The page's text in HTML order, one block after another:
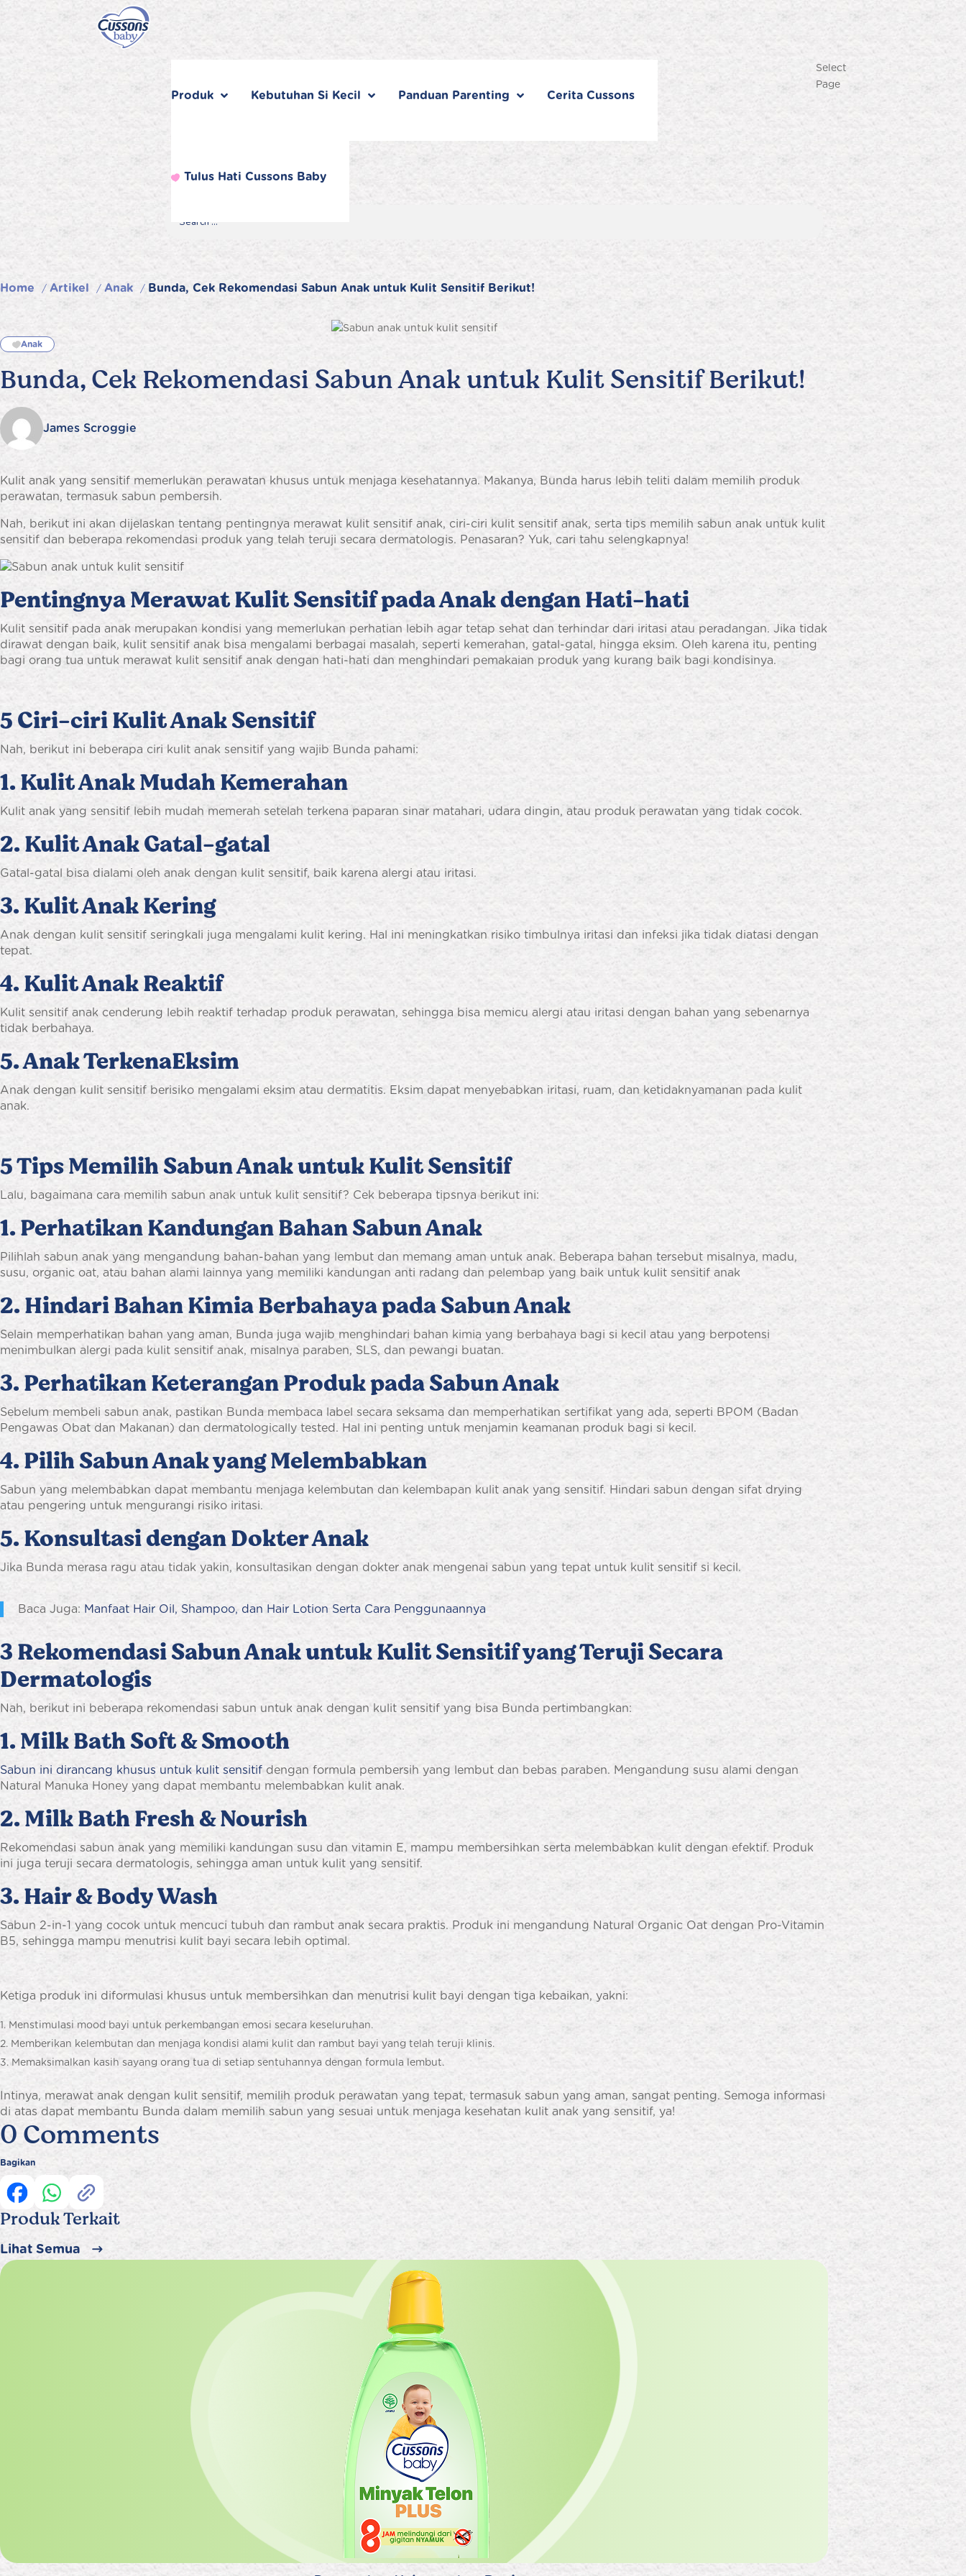
Produk
Lihat semua produk
Kebutuhan Si Kecil Panduan Parenting Cerita Cussons
Tulus Hati Cussons Baby
Select
Page
Search
Home / Artikel / Anak / Bunda, Cek Rekomendasi Sabun Anak untuk Kulit Sensitif Berikut!
Anak
Bunda, Cek Rekomendasi Sabun Anak untuk Kulit Sensitif Berikut!
James Scroggie
Kulit anak yang sensitif memerlukan perawatan khusus untuk menjaga kesehatannya. Makanya, Bunda harus lebih teliti dalam memilih produk
perawatan, termasuk sabun pembersih.
Nah, berikut ini akan dijelaskan tentang pentingnya merawat kulit sensitif anak, ciri-ciri kulit sensitif anak, serta tips memilih sabun anak untuk kulit
sensitif dan beberapa rekomendasi produk yang telah teruji secara dermatologis. Penasaran? Yuk, cari tahu selengkapnya!
Pentingnya Merawat Kulit Sensitif pada Anak dengan Hati-hati
Kulit sensitif pada anak merupakan kondisi yang memerlukan perhatian lebih agar tetap sehat dan terhindar dari iritasi atau peradangan. Jika tidak
dirawat dengan baik, kulit sensitif anak bisa mengalami berbagai masalah, seperti kemerahan, gatal-gatal, hingga eksim. Oleh karena itu, penting
bagi orang tua untuk merawat kulit sensitif anak dengan hati-hati dan menghindari pemakaian produk yang kurang baik bagi kondisinya.
5 Ciri-ciri Kulit Anak Sensitif
Nah, berikut ini beberapa ciri kulit anak sensitif yang wajib Bunda pahami:
1. Kulit Anak Mudah Kemerahan
Kulit anak yang sensitif lebih mudah memerah setelah terkena paparan sinar matahari, udara dingin, atau produk perawatan yang tidak cocok.
2. Kulit Anak Gatal-gatal
Gatal-gatal bisa dialami oleh anak dengan kulit sensitif, baik karena alergi atau iritasi.
3. Kulit Anak Kering
Anak dengan kulit sensitif seringkali juga mengalami kulit kering. Hal ini meningkatkan risiko timbulnya iritasi dan infeksi jika tidak diatasi dengan
tepat.
4. Kulit Anak Reaktif
Kulit sensitif anak cenderung lebih reaktif terhadap produk perawatan, sehingga bisa memicu alergi atau iritasi dengan bahan yang sebenarnya
tidak berbahaya.
5. Anak TerkenaEksim
Anak dengan kulit sensitif berisiko mengalami eksim atau dermatitis. Eksim dapat menyebabkan iritasi, ruam, dan ketidaknyamanan pada kulit
anak.
5 Tips Memilih Sabun Anak untuk Kulit Sensitif
Lalu, bagaimana cara memilih sabun anak untuk kulit sensitif? Cek beberapa tipsnya berikut ini:
1. Perhatikan Kandungan Bahan Sabun Anak
Pilihlah sabun anak yang mengandung bahan-bahan yang lembut dan memang aman untuk anak. Beberapa bahan tersebut misalnya, madu,
susu, organic oat, atau bahan alami lainnya yang memiliki kandungan anti radang dan pelembap yang baik untuk kulit sensitif anak
2. Hindari Bahan Kimia Berbahaya pada Sabun Anak
Selain memperhatikan bahan yang aman, Bunda juga wajib menghindari bahan kimia yang berbahaya bagi si kecil atau yang berpotensi
menimbulkan alergi pada kulit sensitif anak, misalnya paraben, SLS, dan pewangi buatan.
3. Perhatikan Keterangan Produk pada Sabun Anak
Sebelum membeli sabun anak, pastikan Bunda membaca label secara seksama dan memperhatikan sertifikat yang ada, seperti BPOM (Badan
Pengawas Obat dan Makanan) dan dermatologically tested. Hal ini penting untuk menjamin keamanan produk bagi si kecil.
4. Pilih Sabun Anak yang Melembabkan
Sabun yang melembabkan dapat membantu menjaga kelembutan dan kelembapan kulit anak yang sensitif. Hindari sabun dengan sifat drying
atau pengering untuk mengurangi risiko iritasi.
5. Konsultasi dengan Dokter Anak
Jika Bunda merasa ragu atau tidak yakin, konsultasikan dengan dokter anak mengenai sabun yang tepat untuk kulit sensitif si kecil.
Baca Juga: Manfaat Hair Oil, Shampoo, dan Hair Lotion Serta Cara Penggunaannya
3 Rekomendasi Sabun Anak untuk Kulit Sensitif yang Teruji Secara
Dermatologis
Nah, berikut ini beberapa rekomendasi sabun untuk anak dengan kulit sensitif yang bisa Bunda pertimbangkan:
1. Milk Bath Soft & Smooth
Sabun ini dirancang khusus untuk kulit sensitifdengan formula pembersih yang lembut dan bebas paraben. Mengandung susu alami dengan
Natural Manuka Honey yang dapat membantu melembabkan kulit anak.
2. Milk Bath Fresh & Nourish
Rekomendasi sabun anak yang memiliki kandungan susu dan vitamin E, mampu membersihkan serta melembabkan kulit dengan efektif. Produk
ini juga teruji secara dermatologis, sehingga aman untuk kulit yang sensitif.
3. Hair & Body Wash
Sabun 2-in-1 yang cocok untuk mencuci tubuh dan rambut anak secara praktis. Produk ini mengandung Natural Organic Oat dengan Pro-Vitamin
B5, sehingga mampu menutrisi kulit bayi secara lebih optimal.
Ketiga produk ini diformulasi khusus untuk membersihkan dan menutrisi kulit bayi dengan tiga kebaikan, yakni:
Menstimulasi mood bayi untuk perkembangan emosi secara keseluruhan.
Memberikan kelembutan dan menjaga kondisi alami kulit dan rambut bayi yang telah teruji klinis.
Memaksimalkan kasih sayang orang tua di setiap sentuhannya dengan formula lembut.
Intinya, merawat anak dengan kulit sensitif, memilih produk perawatan yang tepat, termasuk sabun yang aman, sangat penting. Semoga informasi
di atas dapat membantu Bunda dalam memilih sabun yang sesuai untuk menjaga kesehatan kulit anak yang sensitif, ya!
0 Comments
Bagikan
Produk Terkait
Lihat Semua